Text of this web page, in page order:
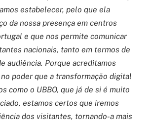
estabelecer, pelo que ela
da nossa presença em centros
e que nos permite comunicar
nacionais, tanto em termos de
audiência. Porque acreditamos
poder que a transformação digital
como o UBBO, que já de si é muito
estamos certos que iremos
dos visitantes, tornando-a mais